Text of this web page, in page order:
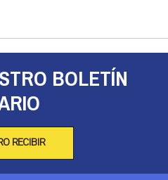
BOLETÍN
RECIBIR